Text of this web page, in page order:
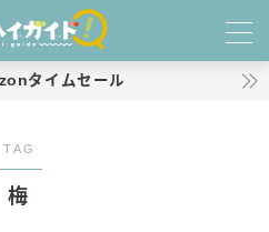
タイムセール
TAG
梅